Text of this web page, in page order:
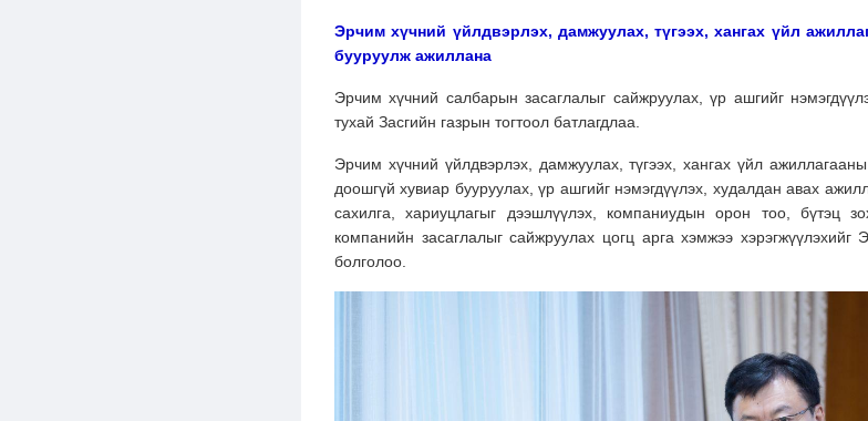
Эрчим хүчний үйлдвэрлэх, дамжуулах, түгээх, хангах үйл
бууруулж ажиллана
Эрчим хүчний салбарын засаглалыг сайжруулах, үр ашгийг
тухай Засгийн газрын тогтоол батлагдлаа.
Эрчим хүчний үйлдвэрлэх, дамжуулах, түгээх, хангах үйл
доошгүй хувиар бууруулах, үр ашгийг нэмэгдүүлэх, худалдан авах
сахилга, хариуцлагыг дээшлүүлэх, компаниудын орон тоо, бүтэц
компанийн засаглалыг сайжруулах цогц арга хэмжээ
болголоо.